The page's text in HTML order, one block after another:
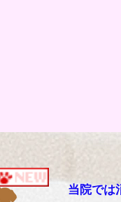
当院では消毒・